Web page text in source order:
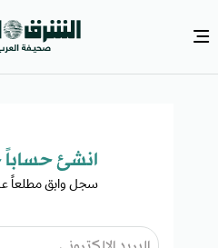
انشئ
سجل وابق مطلعاً على